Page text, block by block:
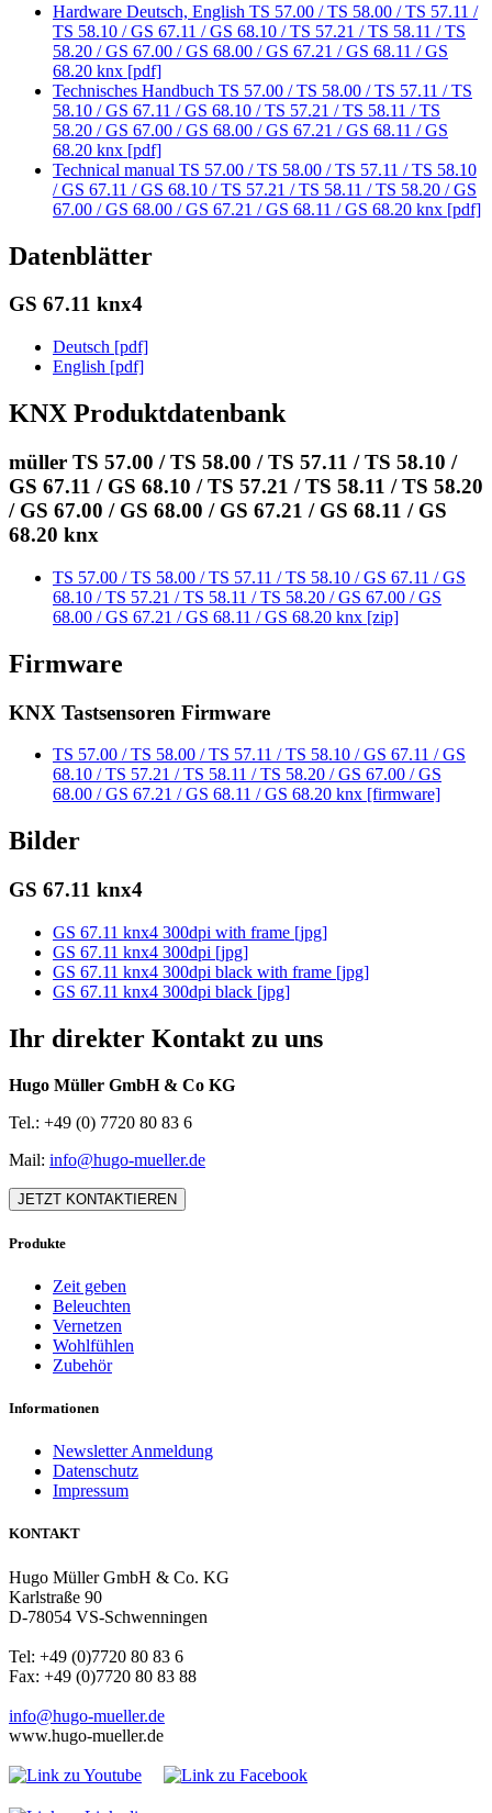
Hardware Deutsch, English TS 57.00 / TS 58.00 / TS 57.11 /
TS 58.10 / GS 67.11 / GS 68.10 / TS 57.21 / TS 58.11 / TS
58.20 / GS 67.00 / GS 68.00 / GS 67.21 / GS 68.11 / GS
68.20 knx [pdf]
Technisches Handbuch TS 57.00 / TS 58.00 / TS 57.11 / TS
58.10 / GS 67.11 / GS 68.10 / TS 57.21 / TS 58.11 / TS
58.20 / GS 67.00 / GS 68.00 / GS 67.21 / GS 68.11 / GS
68.20 knx [pdf]
Technical manual TS 57.00 / TS 58.00 / TS 57.11 / TS 58.10
/ GS 67.11 / GS 68.10 / TS 57.21 / TS 58.11 / TS 58.20 / GS
67.00 / GS 68.00 / GS 67.21 / GS 68.11 / GS 68.20 knx [pdf]
Datenblätter
GS 67.11 knx4
Deutsch [pdf]
English [pdf]
KNX Produktdatenbank
müller TS 57.00 / TS 58.00 / TS 57.11 / TS 58.10 /
GS 67.11 / GS 68.10 / TS 57.21 / TS 58.11 / TS 58.20
/ GS 67.00 / GS 68.00 / GS 67.21 / GS 68.11 / GS
68.20 knx
TS 57.00 / TS 58.00 / TS 57.11 / TS 58.10 / GS 67.11 / GS
68.10 / TS 57.21 / TS 58.11 / TS 58.20 / GS 67.00 / GS
68.00 / GS 67.21 / GS 68.11 / GS 68.20 knx [zip]
Firmware
KNX Tastsensoren Firmware
TS 57.00 / TS 58.00 / TS 57.11 / TS 58.10 / GS 67.11 / GS
68.10 / TS 57.21 / TS 58.11 / TS 58.20 / GS 67.00 / GS
68.00 / GS 67.21 / GS 68.11 / GS 68.20 knx [firmware]
Bilder
GS 67.11 knx4
GS 67.11 knx4 300dpi with frame [jpg]
GS 67.11 knx4 300dpi [jpg]
GS 67.11 knx4 300dpi black with frame [jpg]
GS 67.11 knx4 300dpi black [jpg]
Ihr direkter Kontakt zu uns
Hugo Müller GmbH & Co KG
Tel.: +49 (0) 7720 80 83 6
Mail: info@hugo-mueller.de
JETZT KONTAKTIEREN
Produkte
Zeit geben
Beleuchten
Vernetzen
Wohlfühlen
Zubehör
Informationen
Newsletter Anmeldung
Datenschutz
Impressum
KONTAKT
Hugo Müller GmbH & Co. KG
Karlstraße 90
D-78054 VS-Schwenningen
Tel: +49 (0)7720 80 83 6
Fax: +49 (0)7720 80 83 88
info@hugo-mueller.de
www.hugo-mueller.de